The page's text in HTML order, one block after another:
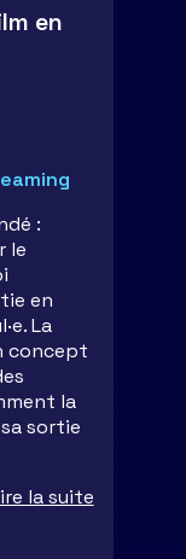
en
:
le
en
La
concept
la
sortie
la suite